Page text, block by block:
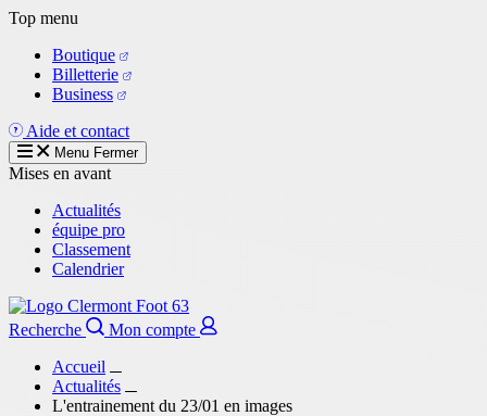
Aller
contenu
principal
Top menu
Boutique
Billetterie
Business
Aide et contact
Menu Fermer
Mises en avant
Actualités
équipe pro
Classement
Calendrier
Recherche
Mon compte
Accueil
Actualités
L'entrainement du 23/01 en images